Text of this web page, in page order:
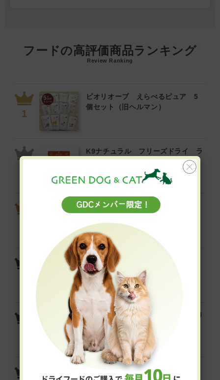
フードの高評価商品ランキング
Review Ranking
ビオリオーブ えらべるピュア 5
個セット（旧ヘルマン）
K9ナチュラル フリーズドライ ラ
ム・グリーントライプ
yum yum yum！ ジュレ仕立て か
yum yum yum！ ハイシニア 13+
チキン ドライタイプ
yum yum yum！ えらべるふんわり
ソース仕立て 5袋セット
ラム肉 赤身パラパラミンチ